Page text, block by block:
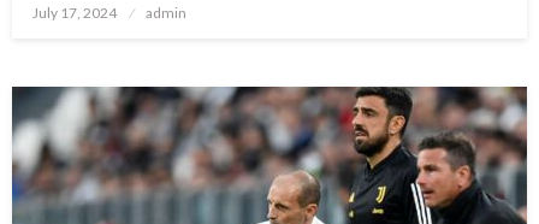
Posted
July 17, 2024 admin